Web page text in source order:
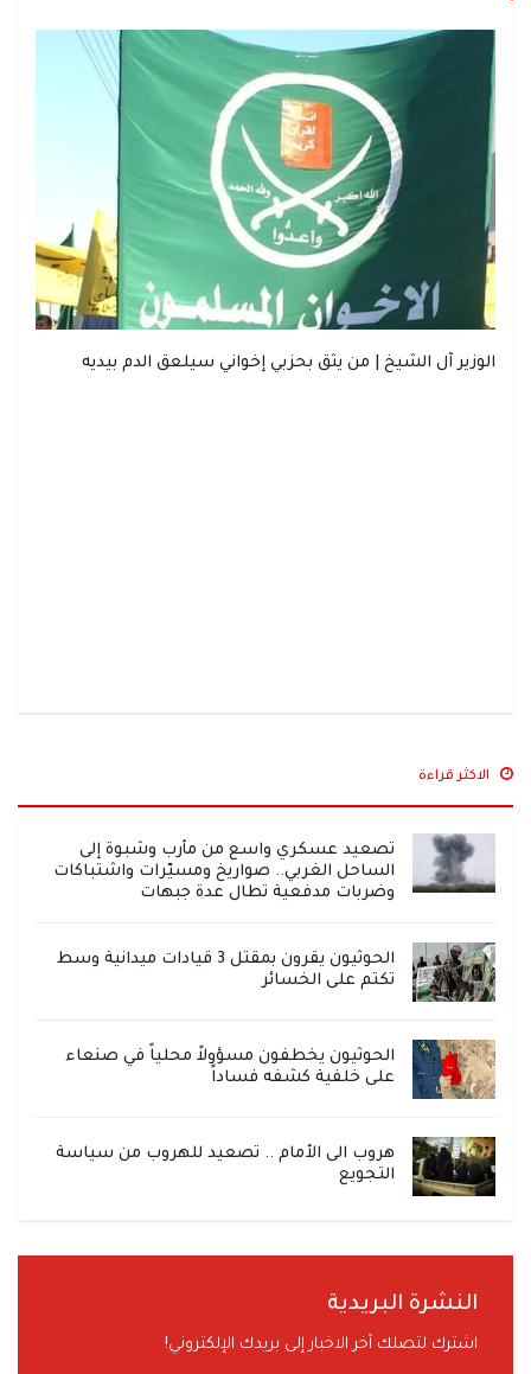
الوزير آل الشيخ | من يثق بحزبي إخواني سيلعق الدم بيديه
الاكثر قراءة
تصعيد عسكري واسع من مأرب وشبوة إلى
الساحل الغربي.. صواريخ ومسيّرات واشتباكات
وضربات مدفعية تطال عدة جبهات
الحوثيون يقرون بمقتل 3 قيادات ميدانية وسط
تكتم على الخسائر
الحوثيون يخطفون مسؤولاً محلياً في صنعاء
على خلفية كشفه فساداً
هروب الى الأمام .. تصعيد للهروب من سياسة
التجويع
النشرة البريدية
اشترك لتصلك آخر الاخبار إلى بريدك الإلكتروني!